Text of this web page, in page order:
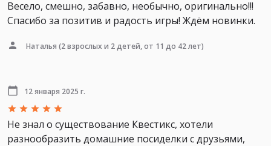
Весело, смешно, забавно, необычно, оригинально!!!
Спасибо за позитив и радость игры! Ждём новинки.
Наталья (2 взрослых и 2 детей, от 11 до 42 лет)
12 января 2025 г.
Не знал о существование Квестикс, хотели
разнообразить домашние посиделки с друзьями,